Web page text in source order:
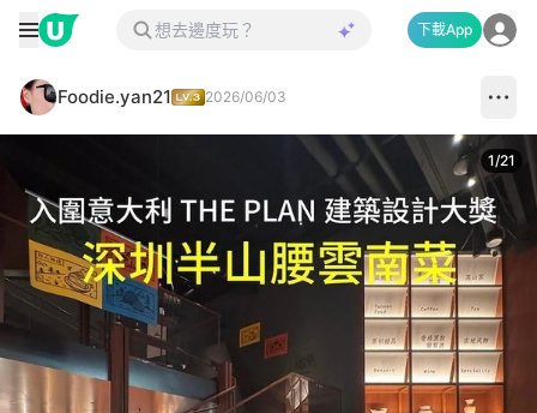
下載App
Foodie.yan21 2026/06/03
1/21